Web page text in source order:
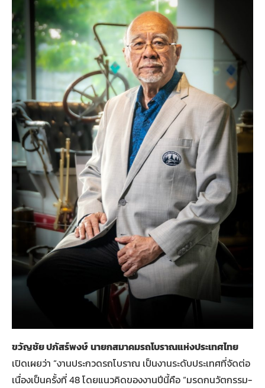
ขวัญชัย ปภัสร์พงษ์นายกสมาคมรถโบราณแห่งประเทศไทย
เปิดเผยว่า “งานประกวดรถโบราณ เป็นงานระดับประเทศที่จัดต่อ
เนื่องเป็นครั้งที่ 48 โดยแนวคิดของงานปีนี้คือ “มรดกนวัตกรรม-